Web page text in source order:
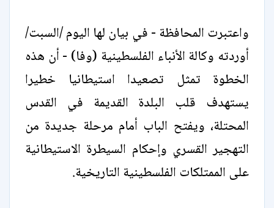
واعتبرت المحافظة - في بيان لها اليوم /السبت/
أوردته وكالة الأنباء الفلسطينية (وفا) - أن هذه
الخطوة تمثل تصعيدا استيطانيا خطيرا
يستهدف قلب البلدة القديمة في القدس
المحتلة، ويفتح الباب أمام مرحلة جديدة من
التهجير القسري وإحكام السيطرة الاستيطانية
على الممتلكات الفلسطينية التاريخية.